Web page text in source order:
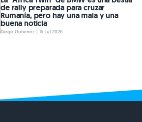
de rally preparada para cruzar
Rumanía, pero hay una mala y una
buena noticia
Diego Gutiérrez | 15 Jul 2026